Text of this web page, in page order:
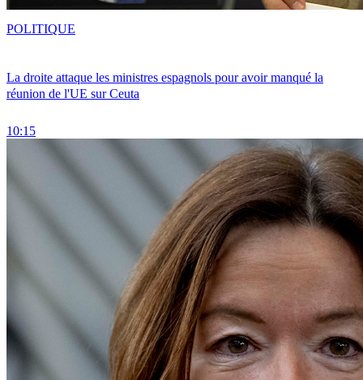
La droite attaque les ministres espagnols pour avoir manqué la
réunion de l'UE sur Ceuta
10:15
POLITIQUE